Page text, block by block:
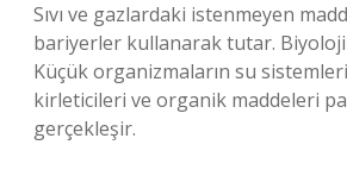
Sıvı ve gazlardaki istenmeyen
bariyerler kullanarak tutar.
Küçük organizmaların su
kirleticileri ve organik maddeleri
gerçekleşir.